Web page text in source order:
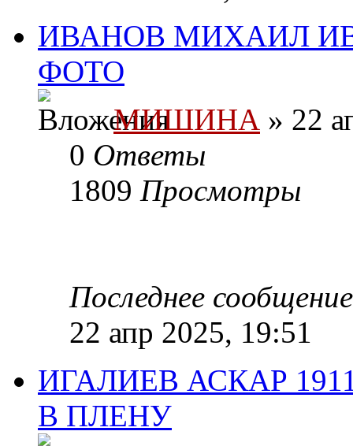
ИВАНОВ МИХАИЛ
ФОТО
МИШИНА » 22
0 Ответы
1809 Просмотры
Последнее
22 апр 2025, 19:51
ИГАЛИЕВ АСКАР
В ПЛЕНУ